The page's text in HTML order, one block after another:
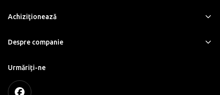
Achiziţionează
Despre companie
Urmăriți-ne